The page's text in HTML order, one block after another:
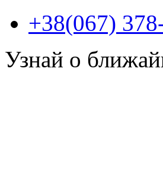
+38(067)
Узнай о